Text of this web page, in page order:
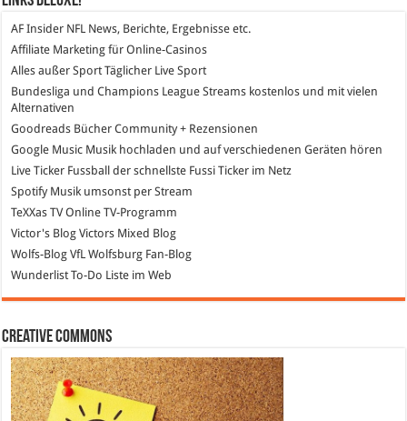
AF Insider NFL News, Berichte, Ergebnisse etc.
Affiliate Marketing für Online-Casinos
Alles außer Sport Täglicher Live Sport
Bundesliga und Champions League Streams kostenlos und mit vielen
Alternativen
Goodreads Bücher Community + Rezensionen
Google Music Musik hochladen und auf verschiedenen Geräten hören
Live Ticker Fussball der schnellste Fussi Ticker im Netz
SpotifyMusik umsonst per Stream
TeXXas TVOnline TV-Programm
Victor's Blog Victors Mixed Blog
Wolfs-Blog VfL Wolfsburg Fan-Blog
Wunderlist To-Do Liste im Web
Creative Commons